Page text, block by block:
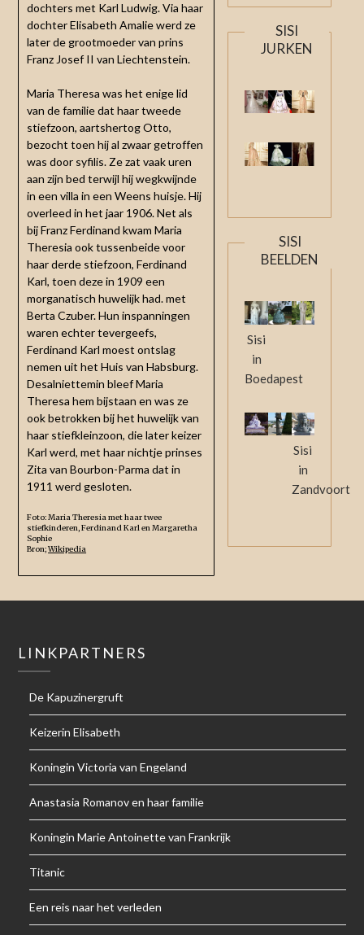
dochters met Karl Ludwig. Via haar
dochter Elisabeth Amalie werd ze
later de grootmoeder van prins
Franz Josef II van Liechtenstein.
Maria Theresa was het enige lid
van de familie dat haar tweede
stiefzoon, aartshertog Otto,
bezocht toen hij al zwaar getroffen
was door syfilis. Ze zat vaak uren
aan zijn bed terwijl hij wegkwijnde
in een villa in een Weens huisje. Hij
overleed in het jaar 1906. Net als
bij Franz Ferdinand kwam Maria
Theresia ook tussenbeide voor
haar derde stiefzoon, Ferdinand
Karl, toen deze in 1909 een
morganatisch huwelijk had. met
Berta Czuber. Hun inspanningen
waren echter tevergeefs,
Ferdinand Karl moest ontslag
nemen uit het Huis van Habsburg.
Desalniettemin bleef Maria
Theresa hem bijstaan ​​​​en was ze
ook betrokken bij het huwelijk van
haar stiefkleinzoon, die later keizer
Karl werd, met haar nichtje prinses
Zita van Bourbon-Parma dat in
1911 werd gesloten.
Foto: Maria Theresia met haar twee
stiefkinderen, Ferdinand Karl en Margaretha
Sophie
Bron;Wikipedia
SISI
JURKEN
SISI
BEELDEN
Sisi
in
Boedapest
Sisi
in
Zandvoort
LINKPARTNERS
De Kapuzinergruft
Keizerin Elisabeth
Koningin Victoria van Engeland
Anastasia Romanov en haar familie
Koningin Marie Antoinette van Frankrijk
Titanic
Een reis naar het verleden